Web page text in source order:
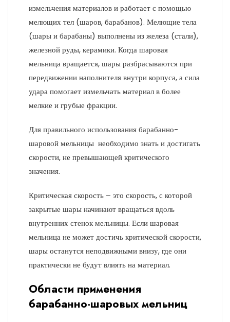
измельчения материалов и работает с помощью
мелющих тел (шаров, барабанов). Мелющие тела
(шары и барабаны) выполнены из железа (стали),
железной руды, керамики. Когда шаровая
мельница вращается, шары разбрасываются при
передвижении наполнителя внутри корпуса, а сила
удара помогает измельчать материал в более
мелкие и грубые фракции.
Для правильного использования барабанно-
шаровой мельницы необходимо знать и достигать
скорости, не превышающей критического
значения.
Критическая скорость – это скорость, с которой
закрытые шары начинают вращаться вдоль
внутренних стенок мельницы. Если шаровая
мельница не может достичь критической скорости,
шары останутся неподвижными внизу, где они
практически не будут влиять на материал.
Области применения
барабанно-шаровых мельниц